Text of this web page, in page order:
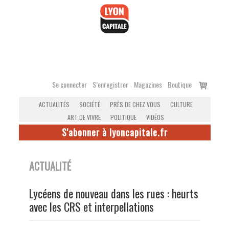
Se connecter S’enregistrer Magazines Boutique
Voir
ACTUALITÉS SOCIÉTÉ PRÈS DE CHEZ VOUS
CULTURE
ART DE VIVRE
POLITIQUE VIDÉOS
S'abonner à lyoncapitale.fr
ACTUALITÉ
Lycéens de nouveau dans les rues : heurts
avec les CRS et interpellations